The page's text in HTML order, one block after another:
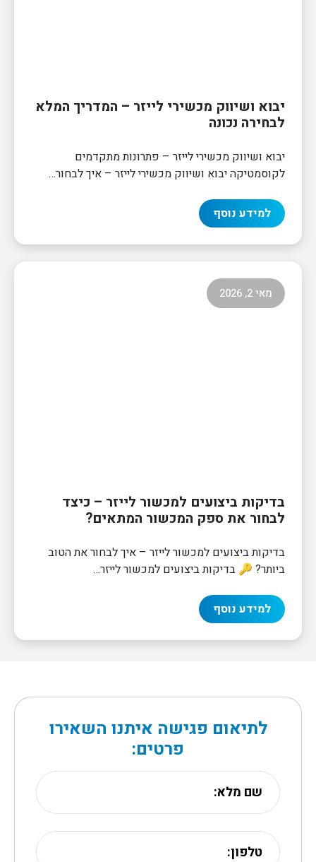
יבוא ושיווק מכשירי לייזר – המדריך המלא
לבחירה נכונה
יבוא ושיווק מכשירי לייזר – פתרונות מתקדמים
לקוסמטיקה יבוא ושיווק מכשירי לייזר – איך לבחור…
למידע נוסף
מאי 2, 2026
בדיקות ביצועים למכשור לייזר – כיצד
לבחור את ספק המכשור המתאים?
בדיקות ביצועים למכשור לייזר – איך לבחור את הטוב
ביותר? 🔑 בדיקות ביצועים למכשור לייזר…
למידע נוסף
לתיאום פגישה איתנו השאירו
פרטים: